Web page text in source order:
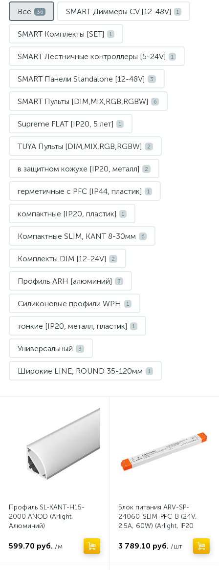
Все 36 SMART Диммеры CV [12-48V] 1
SMART Комплекты [SET] 1
SMART Лестничные контроллеры [5-24V] 1
SMART Панели Standalone [12-48V] 3
SMART Пульты [DIM,MIX,RGB,RGBW] 6
Supreme FLAT [IP20, 5 лет] 1
TUYA Пульты [DIM,MIX,RGB,RGBW] 2
в защитном кожухе [IP20, металл] 2
герметичные с PFC [IP44, пластик] 1
компактные [IP20, пластик] 1
Компактные SLIM, KANT 8-30мм 6
Комплекты DIM [12-24V] 2
Профиль ARH [алюминий] 3
Силиконовые профили WPH 1
тонкие [IP20, металл, пластик] 1
Универсальный 3
Широкие LINE, ROUND 35-120мм 1
Профиль SL-KANT-H15-
2000 ANOD (Arlight,
Алюминий)
599.70 руб. /м
Блок питания ARV-SP-
24060-SLIM-PFC-B (24V,
2.5A, 60W) (Arlight, IP20
3 789.10 руб. /шт